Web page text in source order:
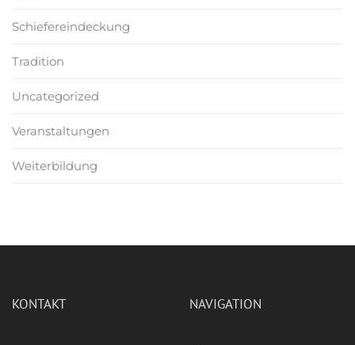
Schiefereindeckung
Tradition
Uncategorized
Veranstaltungen
Weiterbildung
KONTAKT NAVIGATION